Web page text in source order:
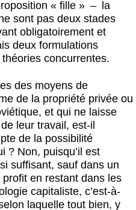
« fille » – la
sont pas deux stades
obligatoirement et
deux formulations
concurrentes.
des moyens de
de la propriété privée ou
et qui ne laisse
leur travail, est-il
de la possibilité
? Non, puisqu’il est
suffisant, sauf dans un
en restant dans les
capitaliste, c’est-à-
laquelle tout bien, y